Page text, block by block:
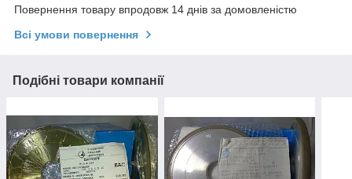
Повернення товару впродовж 14 днів за домовленістю
Всі умови повернення
Подібні товари компанії